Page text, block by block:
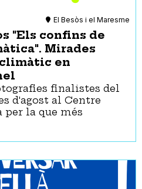
El Besòs i el Maresme
"Els confins de
Mirades
en
finalistes del
d'agost al Centre
per la que més